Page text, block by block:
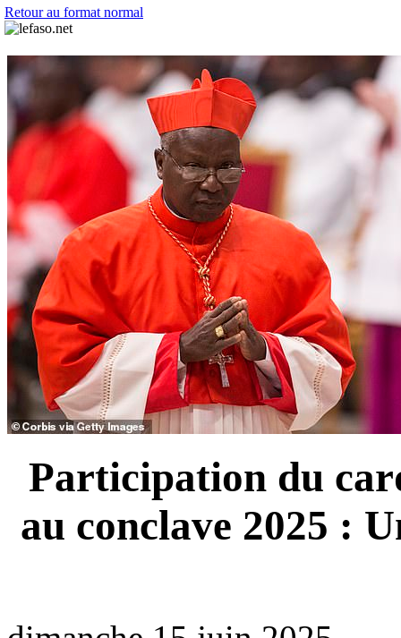
Retour au format normal
Participation du
au conclave 2025 :